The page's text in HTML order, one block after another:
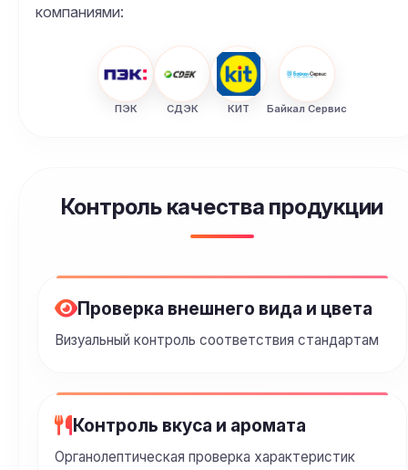
компаниями:
ПЭК СДЭК КИТ Байкал Сервис
Контроль качества продукции
Проверка внешнего вида и цвета
Визуальный контроль соответствия стандартам
Контроль вкуса и аромата
Органолептическая проверка характеристик